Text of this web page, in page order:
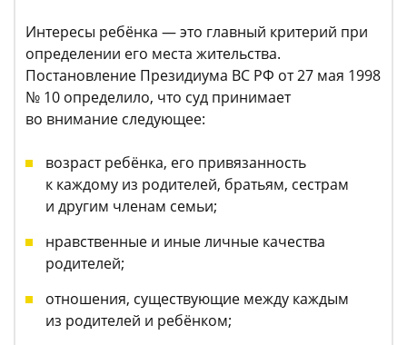
Интересы ребёнка — это главный критерий при
определении его места жительства.
Постановление Президиума ВС РФ от 27 мая 1998
№ 10 определило, что суд принимает
во внимание следующее:
возраст ребёнка, его привязанность
к каждому из родителей, братьям, сестрам
и другим членам семьи;
нравственные и иные личные качества
родителей;
отношения, существующие между каждым
из родителей и ребёнком;